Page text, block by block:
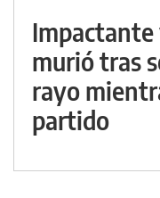
murió tras
rayo
partido